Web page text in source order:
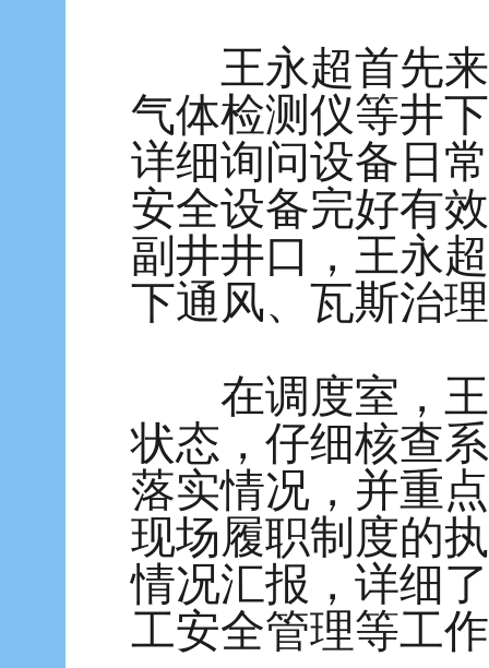
王永超首先来
气体检测仪等井
详细询问设备日
安全设备完好有
副井井口，王永
下通风、瓦斯治
在调度室，王
状态，仔细核查
落实情况，并重
现场履职制度的
情况汇报，详细
工安全管理等工